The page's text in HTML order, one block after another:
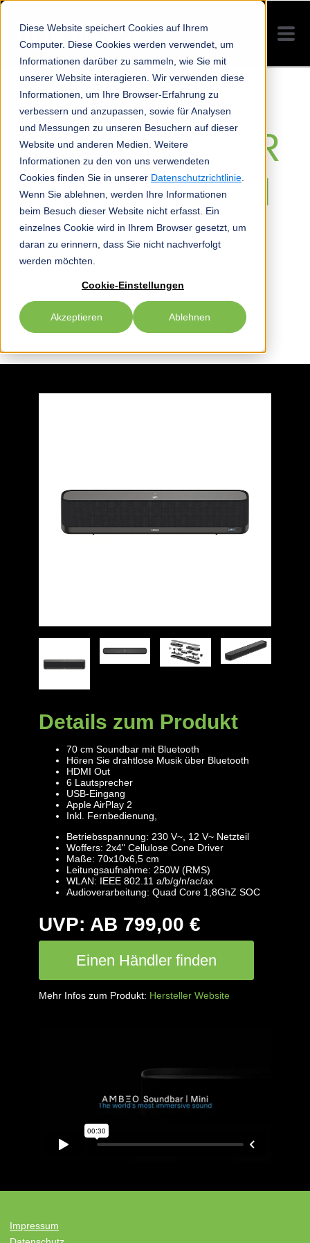
Diese Website speichert Cookies auf Ihrem
Computer. Diese Cookies werden verwendet, um
Informationen darüber zu sammeln, wie Sie mit
unserer Website interagieren. Wir verwenden diese
Informationen, um Ihre Browser-Erfahrung zu
verbessern und anzupassen, sowie für Analysen
und Messungen zu unseren Besuchern auf dieser
Website und anderen Medien. Weitere
Informationen zu den von uns verwendeten
Cookies finden Sie in unserer Datenschutzrichtlinie
Wenn Sie ablehnen, werden Ihre Informationen
beim Besuch dieser Website nicht erfasst. Ein
einzelnes Cookie wird in Ihrem Browser gesetzt, um
daran zu erinnern, dass Sie nicht nachverfolgt
werden möchten.
Cookie-Einstellungen
Akzeptieren Ablehnen
SENNHEISER
AMBEO MINI
Details zum Produkt
70 cm Soundbar mit Bluetooth
Hören Sie drahtlose Musik über Bluetooth
HDMI Out
6 Lautsprecher
USB-Eingang
Apple AirPlay 2
Inkl. Fernbedienung,
Betriebsspannung: 230 V~, 12 V~ Netzteil
Woffers: 2x4" Cellulose Cone Driver
Maße: 70x10x6,5 cm
Leitungsaufnahme: 250W (RMS)
WLAN: IEEE 802.11 a/b/g/n/ac/ax
Audioverarbeitung: Quad Core 1,8GhZ SOC
UVP: AB 799,00 €
Einen Händler finden
Mehr Infos zum Produkt: Hersteller Website
Impressum